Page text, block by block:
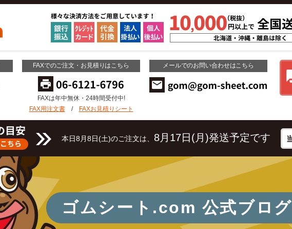
FAXでのご注文・お見積りはこちら
FAXは年中無休・24時間受付中!
FAX用注文書/ FAXお見積りシート
メールでのお問い合わせはこちら
本日8月8日(土)のご注文は、 8月17日(月)発送予定です
ゴムシート.com 公式ブログ